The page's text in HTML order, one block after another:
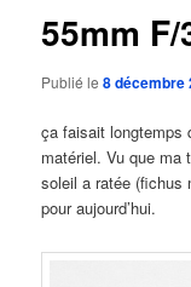
55mm F/
Publié le8 décembre
ça faisait longtemps
matériel. Vu que ma
soleil a ratée (fichus
pour aujourd’hui.